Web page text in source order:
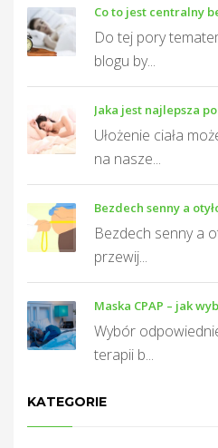
Co to jest centralny
Do tej pory
blogu by...
Jaka jest najlepsza
Ułożenie ciała
na nasze...
Bezdech senny a
Bezdech senny a
przewij...
Maska CPAP – jak
Wybór
terapii b...
KATEGORIE